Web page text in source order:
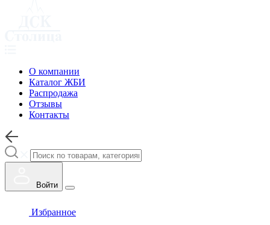
О компании
Каталог ЖБИ
Распродажа
Отзывы
Контакты
Войти
Избранное